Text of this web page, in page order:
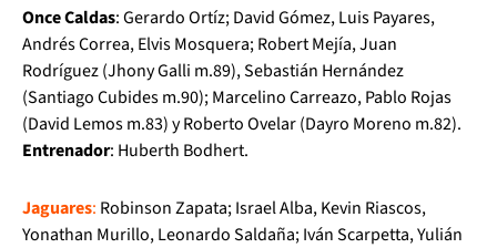
Once Caldas: Gerardo Ortíz; David Gómez, Luis Payares,
Andrés Correa, Elvis Mosquera; Robert Mejía, Juan
Rodríguez (Jhony Galli m.89), Sebastián Hernández
(Santiago Cubides m.90); Marcelino Carreazo, Pablo Rojas
(David Lemos m.83) y Roberto Ovelar (Dayro Moreno m.82).
Entrenador: Huberth Bodhert.
Jaguares: Robinson Zapata; Israel Alba, Kevin Riascos,
Yonathan Murillo, Leonardo Saldaña; Iván Scarpetta, Yulián